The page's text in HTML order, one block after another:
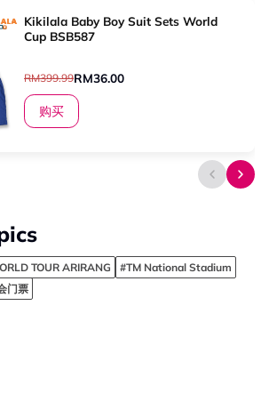
Kikilala Baby Boy Suit Sets World
Cup BSB587
RM399.99RM36.00
购买
TOUR ARIRANG
#TM National Stadium
门票